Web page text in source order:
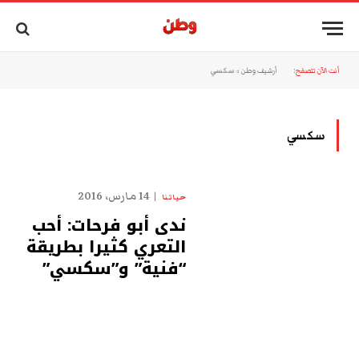
أنت الآن تتصفح: أرشيف وطن » سكسي
سكسي
حياتنا 14 مارس، 2016
ندى أبو فرحات: أحب
التعري كثيرا بطريقة
“فنية” و”سكسي”